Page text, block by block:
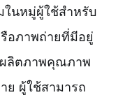
ในหมู่ผู้ใช้สำหรับ
อภาพถ่ายที่มีอยู่
ลิตภาพคุณภาพ
ย ผู้ใช้สามารถ